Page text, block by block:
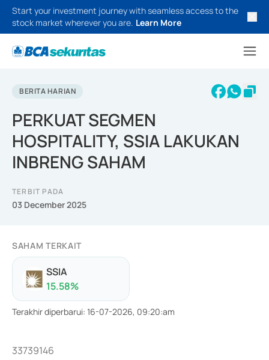
Start your investment journey with seamless access to the
stock market wherever you are. Learn More
BERITA HARIAN
PERKUAT SEGMEN
HOSPITALITY, SSIA LAKUKAN
INBRENG SAHAM
TERBIT PADA
03 December 2025
SAHAM TERKAIT
SSIA
15.58%
Terakhir diperbarui: 16-07-2026, 09:20:am
33739146